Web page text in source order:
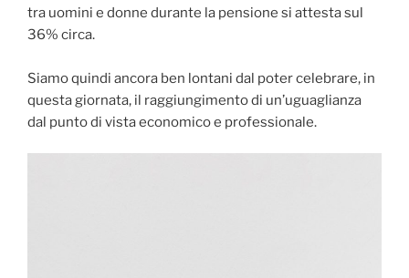
tra uomini e donne durante la pensione si attesta sul
36% circa.
Siamo quindi ancora ben lontani dal poter celebrare, in
questa giornata, il raggiungimento di un’uguaglianza
dal punto di vista economico e professionale.